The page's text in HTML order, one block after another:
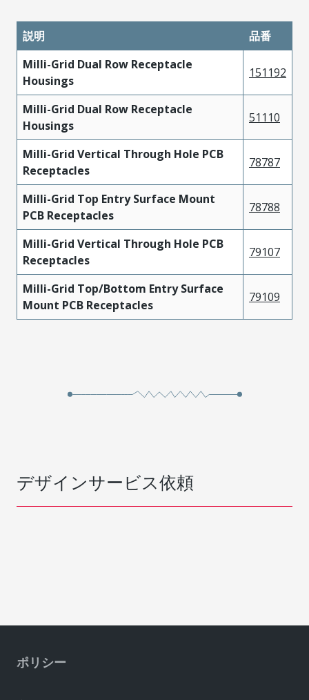
説明
品番
Milli-Grid Dual Row Receptacle
Housings
151192
Milli-Grid Dual Row Receptacle
Housings
51110
Milli-Grid Vertical Through Hole PCB
Receptacles
78787
Milli-Grid Top Entry Surface Mount
PCB Receptacles
78788
Milli-Grid Vertical Through Hole PCB
Receptacles
79107
Milli-Grid Top/Bottom Entry Surface
Mount PCB Receptacles
79109
デザインサービス依頼
ポリシー